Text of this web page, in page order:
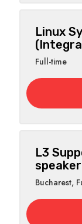
Linux
Full-time
L3
speaker
Bucharest,